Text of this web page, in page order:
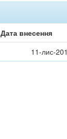
Дата внесення
11-лис-